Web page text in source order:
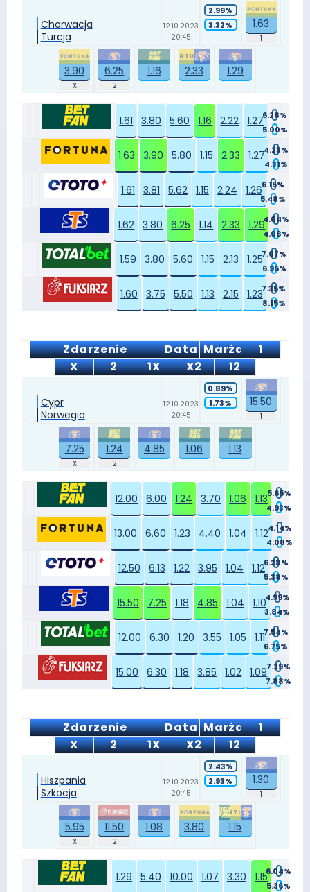
Chorwacja
Turcja
12.10.2023
20:45
1.63
3.90 6.25 1.16 2.33 1.29
2.99%
3.32%
1.61 3.80 5.60 1.16 2.22 1.276.28%
5.00%
1.63 3.90 5.80 1.15 2.33 1.274.23%
4.31%
1.61 3.81 5.62 1.15 2.24 1.266.15%
5.48%
1.62 3.80 6.25 1.14 2.33 1.294.04%
4.08%
1.59 3.80 5.60 1.15 2.13 1.257.07%
6.95%
1.60 3.75 5.50 1.13 2.15 1.237.35%
8.15%
Zdarzenie Data
1
X
2 1X X2 12
Marża
Cypr
Norwegia
12.10.2023
20:45
15.50
7.25 1.24 4.85 1.06 1.13
0.89%
1.73%
12.00 6.00 1.24 3.70 1.06 1.135.65%
4.93%
13.00 6.60 1.23 4.40 1.04 1.124.14%
4.08%
12.50 6.13 1.22 3.95 1.04 1.126.28%
5.38%
15.50 7.25 1.18 4.85 1.04 1.104.99%
3.84%
12.00 6.30 1.20 3.55 1.05 1.117.54%
6.75%
15.00 6.30 1.18 3.85 1.02 1.097.29%
7.88%
Zdarzenie Data
1
X
2 1X X2 12
Marża
Hiszpania
Szkocja
12.10.2023
20:45
1.30
5.95 11.50 1.08 3.80 1.15
2.43%
2.93%
1.29 5.40 10.00 1.07 3.30 1.156.04%
5.36%